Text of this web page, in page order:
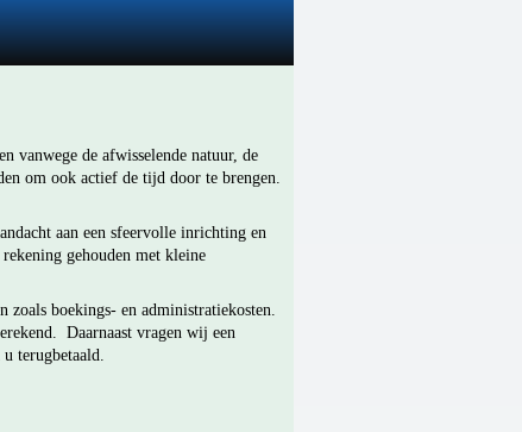
vanwege de afwisselende natuur, de
om ook actief de tijd door te brengen.
aan een sfeervolle inrichting en
gehouden met kleine
boekings- en administratiekosten.
Daarnaast vragen wij een
terugbetaald.